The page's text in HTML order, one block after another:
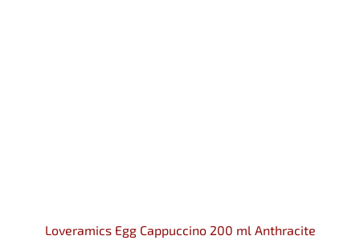
Loveramics Egg Cappuccino 200 ml Anthracite